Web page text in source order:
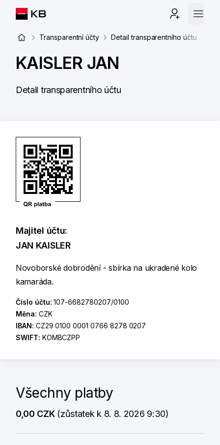
Transparentní účty Detail transparentního účtu
KAISLER JAN
Detail transparentního účtu
Majitel účtu:
JAN KAISLER
Novoborské dobrodění - sbírka na ukradené kolo
kamaráda.
Číslo účtu:107-6682780207/0100
Měna: CZK
IBAN: CZ29 0100 0001 0766 8278 0207
SWIFT: KOMBCZPP
Všechny platby
0,00 CZK(zůstatek k 8. 8. 2026 9:30)